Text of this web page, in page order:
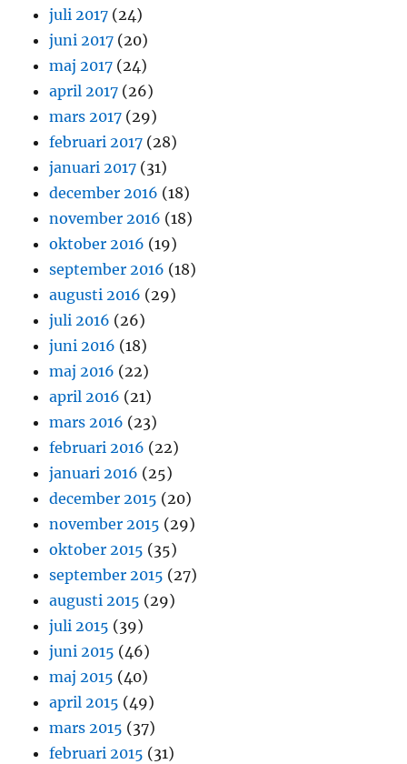
juli 2017 (24)
juni 2017 (20)
maj 2017 (24)
april 2017 (26)
mars 2017 (29)
februari 2017 (28)
januari 2017 (31)
december 2016 (18)
november 2016 (18)
oktober 2016 (19)
september 2016 (18)
augusti 2016 (29)
juli 2016 (26)
juni 2016 (18)
maj 2016 (22)
april 2016 (21)
mars 2016 (23)
februari 2016 (22)
januari 2016 (25)
december 2015 (20)
november 2015 (29)
oktober 2015 (35)
september 2015 (27)
augusti 2015 (29)
juli 2015 (39)
juni 2015 (46)
maj 2015 (40)
april 2015 (49)
mars 2015 (37)
februari 2015 (31)